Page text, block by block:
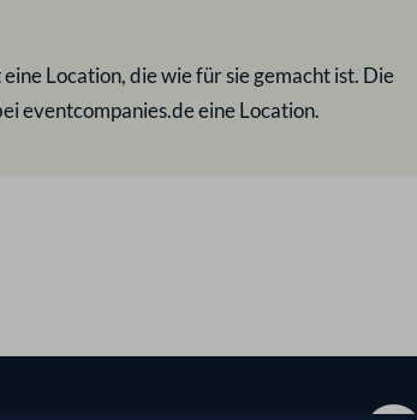
Location, die wie für sie gemacht ist. Die
eventcompanies.de eine Location.